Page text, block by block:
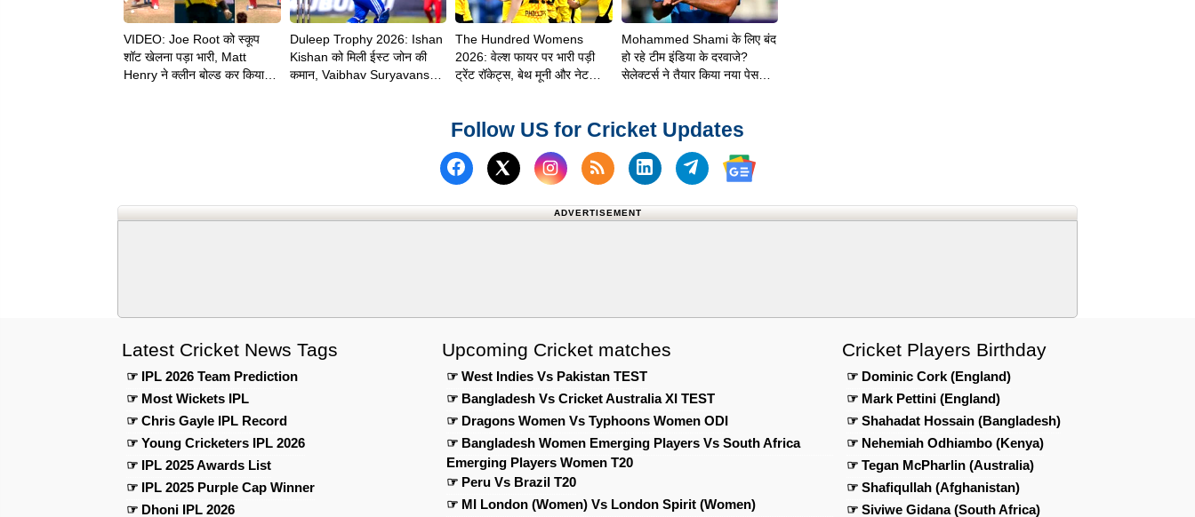
VIDEO: Joe Root को स्कूप
शॉट खेलना पड़ा भारी, Matt
Henry ने क्लीन बोल्ड कर किया
Duleep Trophy 2026: Ishan
Kishan को मिली ईस्ट जोन की
कमान, Vaibhav Suryavanshi
The Hundred Womens
2026: वेल्श फायर पर भारी पड़ी
ट्रेंट रॉकेट्स, बेथ मूनी और नेट
Mohammed Shami के लिए बंद
हो रहे टीम इंडिया के दरवाजे?
सेलेक्टर्स ने तैयार किया नया पेस
Follow US for Cricket Updates
Follow us on Facebook
Follow us on X (Twitter)
Subscribe to our RSS Feed
Follow us on LinkedIn
Follow us on Telegram
Follow us on Google News
ADVERTISEMENT
Latest Cricket News Tags
☞ IPL 2026 Team Prediction
☞ Most Wickets IPL
☞ Chris Gayle IPL Record
☞ Young Cricketers IPL 2026
☞ IPL 2025 Awards List
☞ IPL 2025 Purple Cap Winner
☞ Dhoni IPL 2026
Upcoming Cricket matches
☞ West Indies Vs Pakistan TEST
☞ Bangladesh Vs Cricket Australia XI TEST
☞ Dragons Women Vs Typhoons Women ODI
☞ Bangladesh Women Emerging Players Vs South Africa
Emerging Players Women T20
☞ Peru Vs Brazil T20
☞ MI London (Women) Vs London Spirit (Women)
Cricket Players Birthday
☞ Dominic Cork (England)
☞ Mark Pettini (England)
☞ Shahadat Hossain (Bangladesh)
☞ Nehemiah Odhiambo (Kenya)
☞ Tegan McPharlin (Australia)
☞ Shafiqullah (Afghanistan)
☞ Siviwe Gidana (South Africa)